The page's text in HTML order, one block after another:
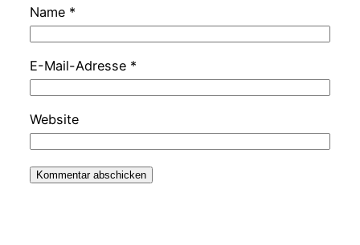
Name *
E-Mail-Adresse *
Website